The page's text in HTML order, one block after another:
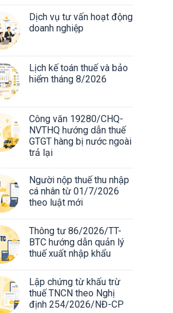
Dịch vụ tư vấn hoạt động
doanh nghiệp
Lịch kế toán thuế và bảo
hiểm tháng 8/2026
Công văn 19280/CHQ-
NVTHQ hướng dẫn thuế
GTGT hàng bị nước ngoài
trả lại
Người nộp thuế thu nhập
cá nhân từ 01/7/2026
theo luật mới
Thông tư 86/2026/TT-
BTC hướng dẫn quản lý
thuế xuất nhập khẩu
Lập chứng từ khấu trừ
thuế TNCN theo Nghị
định 254/2026/NĐ-CP